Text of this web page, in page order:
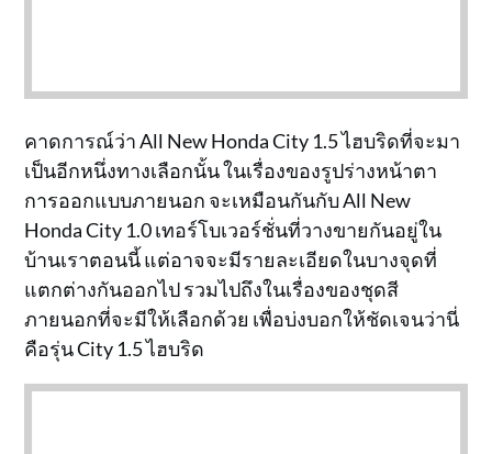
คาดการณ์ว่า All New Honda City 1.5 ไฮบริดที่จะมา
เป็นอีกหนึ่งทางเลือกนั้น ในเรื่องของรูปร่างหน้าตา
การออกแบบภายนอก จะเหมือนกันกับ All New
Honda City 1.0 เทอร์โบเวอร์ชั่นที่วางขายกันอยู่ใน
บ้านเราตอนนี้ แต่อาจจะมีรายละเอียดในบางจุดที่
แตกต่างกันออกไป รวมไปถึงในเรื่องของชุดสี
ภายนอกที่จะมีให้เลือกด้วย เพื่อบ่งบอกให้ชัดเจนว่านี่
คือรุ่น City 1.5 ไฮบริด